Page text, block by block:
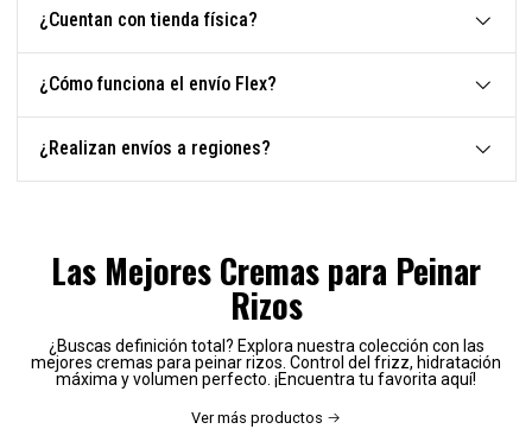
¿Cuentan con tienda física?
¿Cómo funciona el envío Flex?
¿Realizan envíos a regiones?
Las Mejores Cremas para Peinar
Rizos
¿Buscas definición total? Explora nuestra colección con las
mejores cremas para peinar rizos. Control del frizz, hidratación
máxima y volumen perfecto. ¡Encuentra tu favorita aquí!
Ver más productos